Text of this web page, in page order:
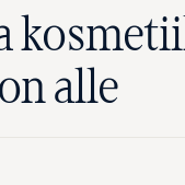
alle